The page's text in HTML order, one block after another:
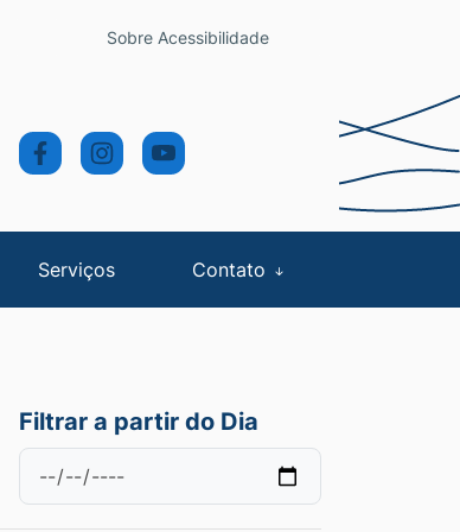
Sobre Acessibilidade
Serviços Contato
Filtrar a partir do Dia